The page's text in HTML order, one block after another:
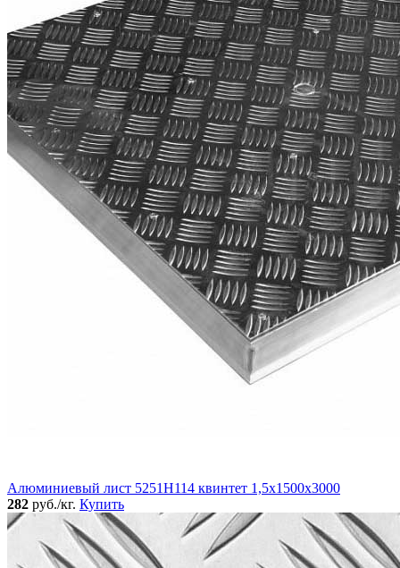
Алюминиевый лист 5251Н114 квинтет 1,5х1500х3000
282 руб./кг. Купить